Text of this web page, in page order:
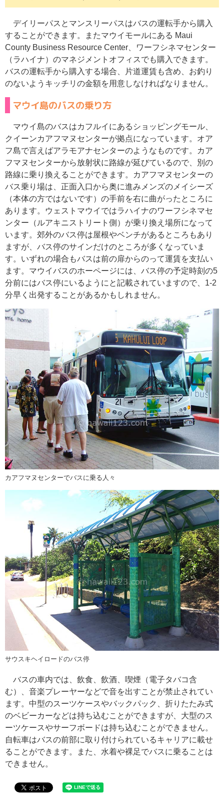
デイリーパスとマンスリーパスはバスの運転手から購入
することができます。またマウイモールにある Maui
County Business Resource Center、ワーフシネマセンター
（ラハイナ）のマネジメントオフィスでも購入できます。
バスの運転手から購入する場合、片道運賃も含め、お釣り
のないようキッチリの金額を用意しなければなりません。
マウイ島のバスの乗り方
マウイ島のバスはカフルイにあるショッピングモール、
クイーンカアフマヌセンターが拠点になっています。オア
フ島で言えばアラモアナセンターのようなものです。カア
フマヌセンターから放射状に路線が延びているので、別の
路線に乗り換えることができます。カアフマヌセンターの
バス乗り場は、正面入口から奥に進みメンズのメイシーズ
（本体の方ではないです）の手前を右に曲がったところに
あります。ウェストマウイではラハイナのワーフシネマセ
ンター（ルアキニストリート側）が乗り換え場所になって
います。郊外のバス停は屋根やベンチがあるところもあり
ますが、バス停のサインだけのところが多くなっていま
す。いずれの場合もバスは前の扉からのって運賃を支払い
ます。マウイバスのホーページには、バス停の予定時刻の5
分前にはバス停にいるようにと記載されていますので、1-2
分早く出発することがあるかもしれません。
カアフマヌセンターでバスに乗る人々
サウスキヘイロードのバス停
バスの車内では、飲食、飲酒、喫煙（電子タバコ含
む）、音楽プレーヤーなどで音を出すことが禁止されてい
ます。中型のスーツケースやバックパック、折りたたみ式
のベビーカーなどは持ち込むことができますが、大型のス
ーツケースやサーフボードは持ち込むことができません。
自転車はバスの前部に取り付けられているキャリアに載せ
ることができます。また、水着や裸足でバスに乗ることは
できません。